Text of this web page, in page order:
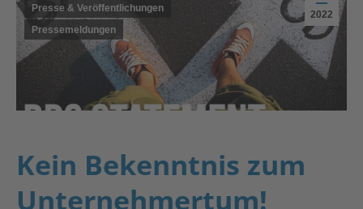
2022
Presse & Veröffentlichungen
Pressemeldungen
Kein Bekenntnis zum
Unternehmertum!